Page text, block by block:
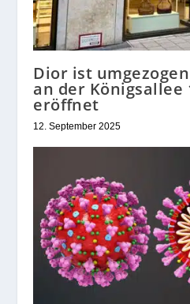
Dior ist
an der Königsallee
eröffnet
12. September 2025